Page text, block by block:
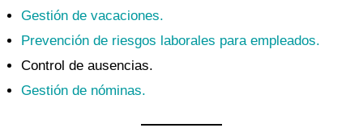
Gestión de vacaciones.
Prevención de riesgos laborales para empleados.
Control de ausencias.
Gestión de nóminas.